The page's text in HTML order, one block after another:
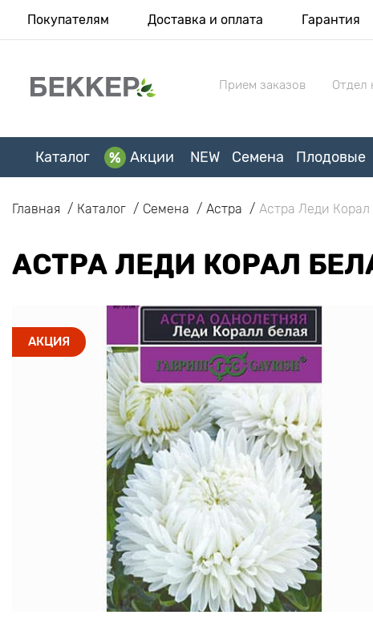
Покупателям Доставка и оплата Гарантия
Прием заказов Отдел
Каталог Акции NEW Семена Плодовые
Главная Каталог Семена Астра Астра Леди
АСТРА ЛЕДИ КОРАЛ
АКЦИЯ